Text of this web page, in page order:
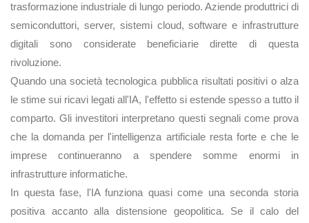
trasformazione industriale di lungo periodo. Aziende produttrici di
semiconduttori, server, sistemi cloud, software e infrastrutture
digitali sono considerate beneficiarie dirette di questa
rivoluzione.
Quando una società tecnologica pubblica risultati positivi o alza
le stime sui ricavi legati all'IA, l'effetto si estende spesso a tutto il
comparto. Gli investitori interpretano questi segnali come prova
che la domanda per l'intelligenza artificiale resta forte e che le
imprese continueranno a spendere somme enormi in
infrastrutture informatiche.
In questa fase, l'IA funziona quasi come una seconda storia
positiva accanto alla distensione geopolitica. Se il calo del